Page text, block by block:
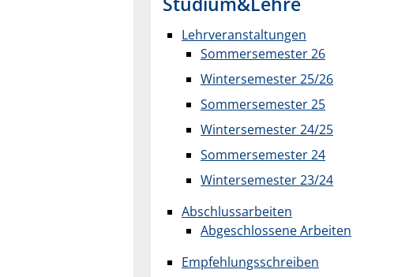
Lehrveranstaltungen
Sommersemester 26
Wintersemester 25/26
Sommersemester 25
Wintersemester 24/25
Sommersemester 24
Wintersemester 23/24
Abschlussarbeiten
Abgeschlossene Arbeiten
Empfehlungsschreiben